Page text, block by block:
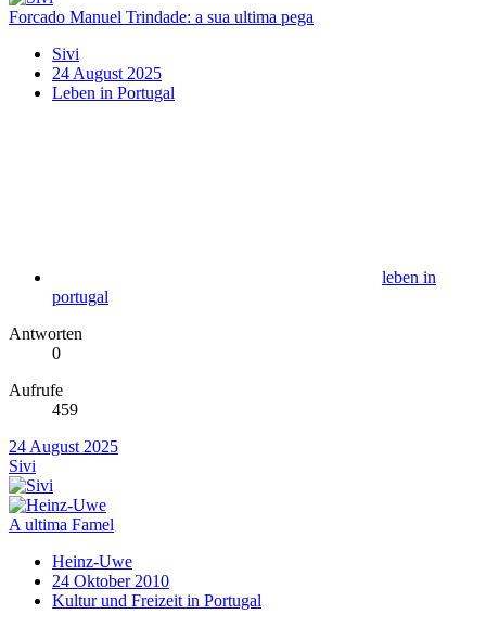
Forcado Manuel Trindade: a sua ultima pega
Sivi
24 August 2025
Leben in Portugal
leben in
portugal
Antworten
0
Aufrufe
459
24 August 2025
Sivi
A ultima Famel
Heinz-Uwe
24 Oktober 2010
Kultur und Freizeit in Portugal